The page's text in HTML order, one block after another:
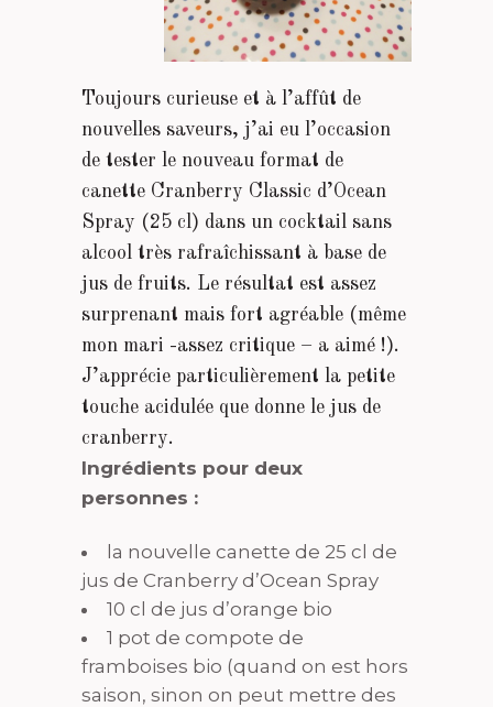
Toujours curieuse et à l’affût de
nouvelles saveurs, j’ai eu l’occasion
de tester le nouveau format de
canette Cranberry Classic d’Ocean
Spray (25 cl) dans un cocktail sans
alcool très rafraîchissant à base de
jus de fruits. Le résultat est assez
surprenant mais fort agréable (même
mon mari -assez critique – a aimé !).
J’apprécie particulièrement la petite
touche acidulée que donne le jus de
cranberry.
Ingrédients pour deux
personnes :
la nouvelle canette de 25 cl de
jus de Cranberry d’Ocean Spray
10 cl de jus d’orange bio
1 pot de compote de
framboises bio (quand on est hors
saison, sinon on peut mettre des